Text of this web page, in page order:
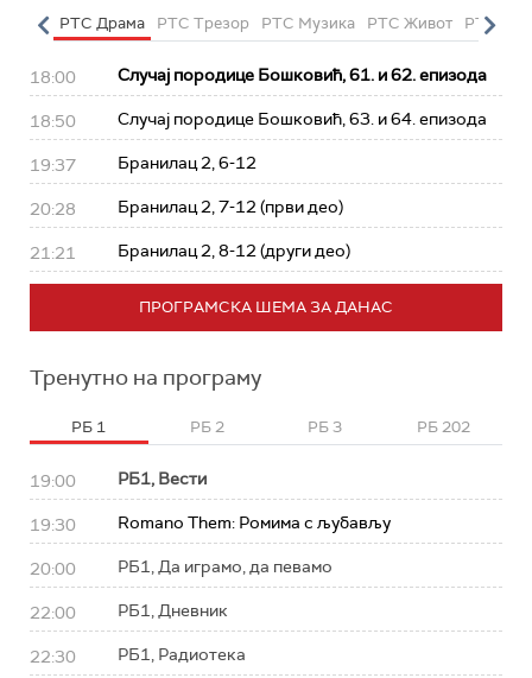
РТС Драма РТС Трезор РТС Музика РТС Живот РТС
18:00 Случај породице Бошковић, 61. и 62. епизода
18:50 Случај породице Бошковић, 63. и 64. епизода
19:37 Бранилац 2, 6-12
20:28 Бранилац 2, 7-12 (први део)
21:21 Бранилац 2, 8-12 (други део)
ПРОГРАМСКА ШЕМА ЗА ДАНАС
Тренутно на програму
РБ 1 РБ 2 РБ 3 РБ 202
19:00 РБ1, Вести
19:30 Romano Them: Ромима с љубављу
20:00 РБ1, Да играмо, да певамо
22:00 РБ1, Дневник
22:30 РБ1, Радиотека